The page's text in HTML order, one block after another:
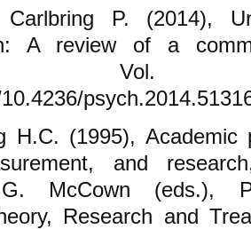
P. (2014),
A review of a
H.C. (1995), Academic
and
McCown (eds.),
Research and